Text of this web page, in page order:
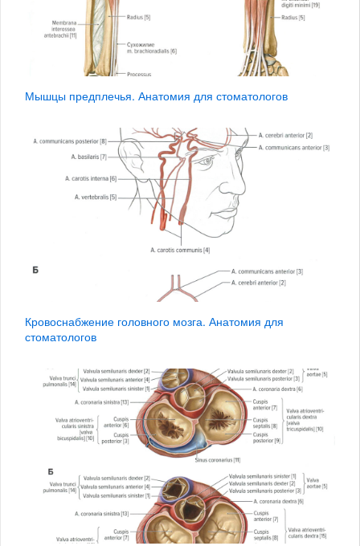
Мышцы предплечья. Анатомия для стоматологов
Кровоснабжение головного мозга. Анатомия для
стоматологов